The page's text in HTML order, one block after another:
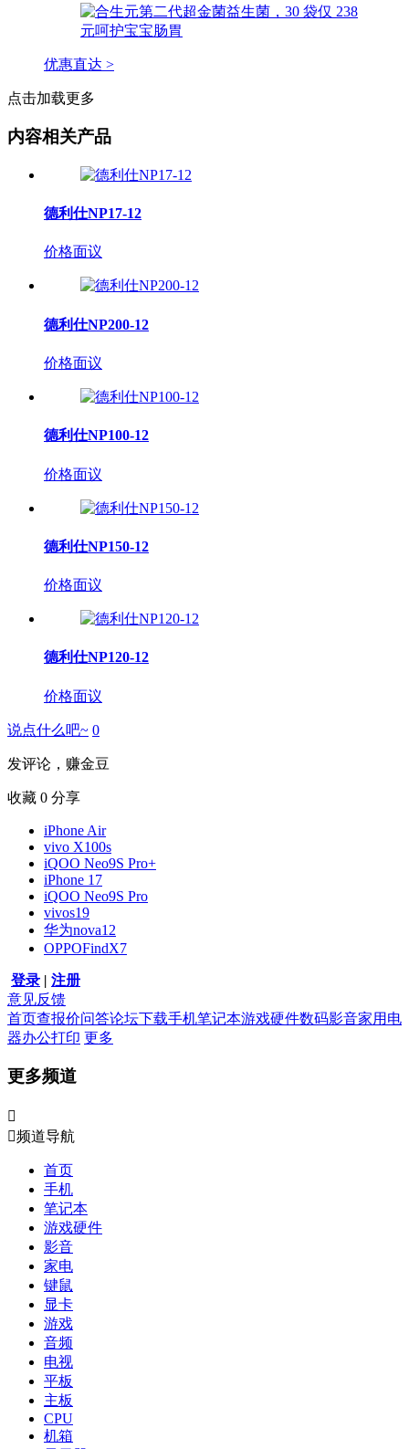
优惠直达 >
点击加载更多
内容相关产品
德利仕NP17-12
价格面议
德利仕NP200-12
价格面议
德利仕NP100-12
价格面议
德利仕NP150-12
价格面议
德利仕NP120-12
价格面议
说点什么吧~ 0
发评论，赚金豆
收藏 0 分享
iPhone Air
vivo X100s
iQOO Neo9S Pro+
iPhone 17
iQOO Neo9S Pro
vivos19
华为nova12
OPPOFindX7
登录 | 注册
意见反馈
首页查报价问答论坛下载手机笔记本游戏硬件数码影音家用电
器办公打印 更多
更多频道

频道导航
首页
手机
笔记本
游戏硬件
影音
家电
键鼠
显卡
游戏
音频
电视
平板
主板
CPU
机箱